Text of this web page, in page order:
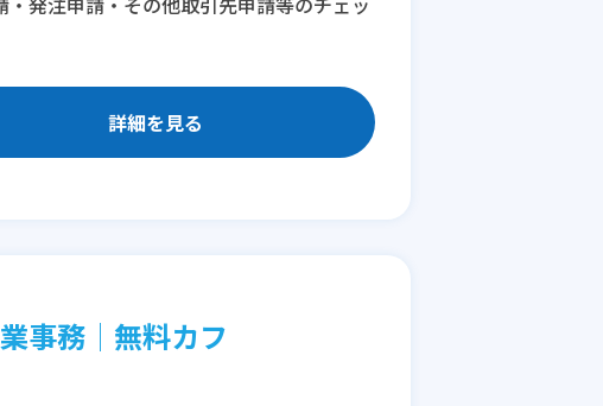
詳細を見る
事務│無料カフ